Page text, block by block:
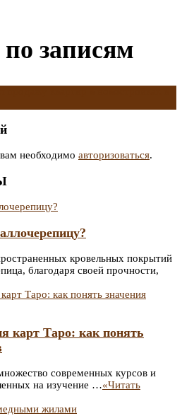
записям
необходимо авторизоваться.
кровельных покрытий
благодаря своей прочности,
карт Таро: как понять
современных курсов и
на изучение …«Читать